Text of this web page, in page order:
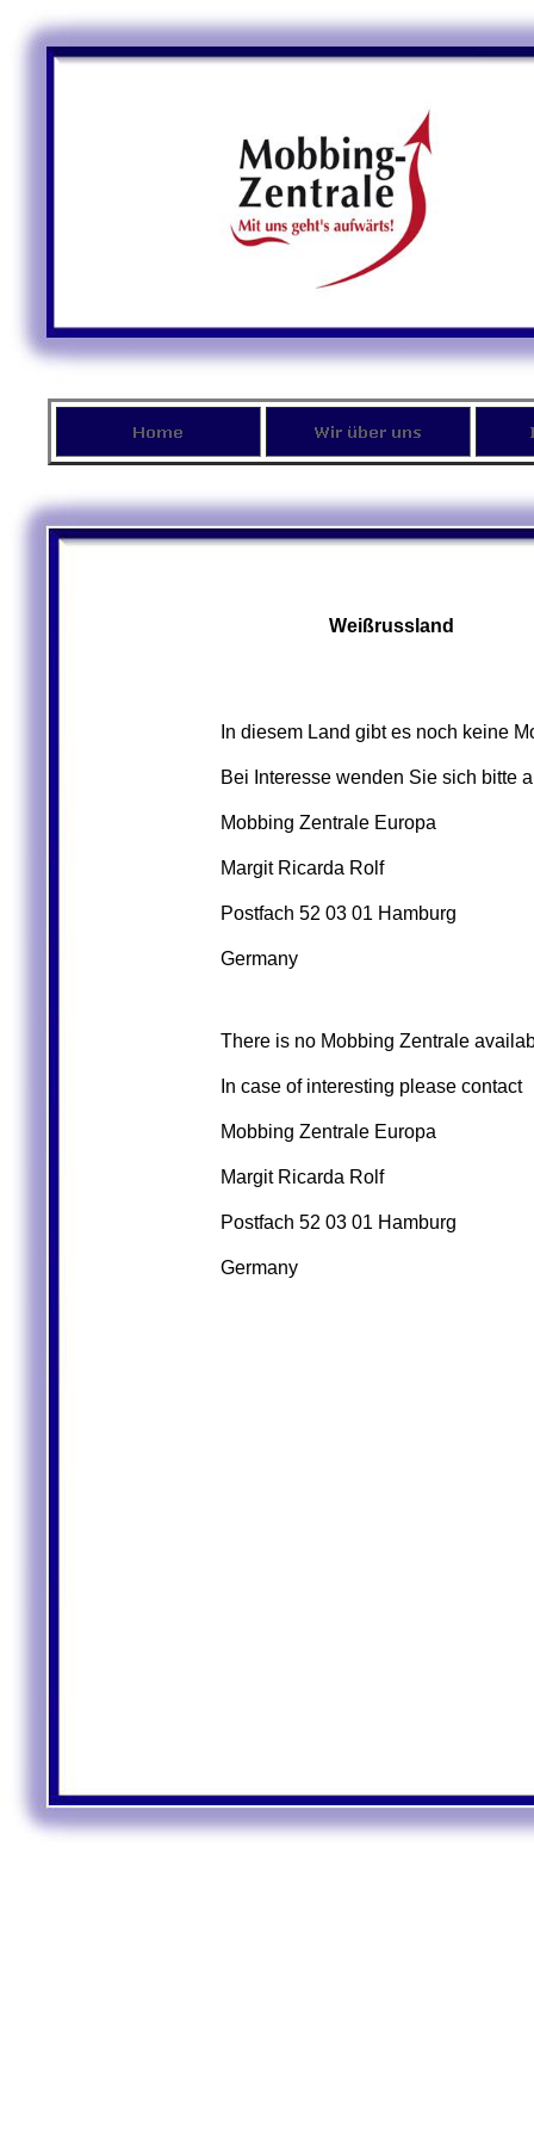
Weißrussland
In diesem Land gibt es noch keine
Bei Interesse wenden Sie sich bitte
Mobbing Zentrale Europa
Margit Ricarda Rolf
Postfach 52 03 01 Hamburg
Germany
There is no Mobbing Zentrale
In case of interesting please contact
Mobbing Zentrale Europa
Margit Ricarda Rolf
Postfach 52 03 01 Hamburg
Germany